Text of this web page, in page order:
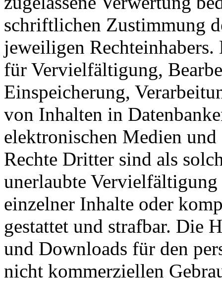
schriftlichen Zustimmung
jeweiligen
für Vervielfältigung,
Einspeicherung,
von Inhalten in
elektronischen Medien
Rechte Dritter sind als
unerlaubte Vervielfältigung
einzelner Inhalte oder
gestattet und strafbar. Die
und Downloads für den
nicht kommerziellen